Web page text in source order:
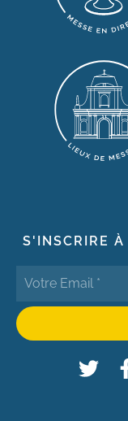
S'INSCRIRE